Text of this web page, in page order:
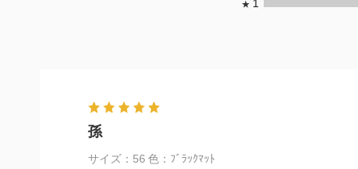
★ 1
孫
サイズ：56 色：ﾌﾞﾗｯｸﾏｯﾄ